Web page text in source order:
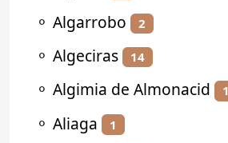
⚬ Algarrobo 2
⚬ Algeciras 14
⚬ Algimia de Almonacid 1
⚬ Aliaga 1